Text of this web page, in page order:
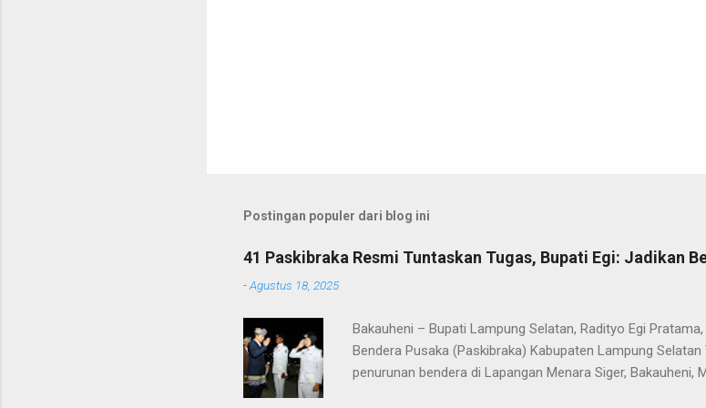
Postingan populer dari blog ini
41 Paskibraka Resmi Tuntaskan Tugas, Bupati Egi: Jadikan
-Agustus 18, 2025
Bakauheni – Bupati Lampung Selatan, Radityo Egi
Bendera Pusaka (Paskibraka) Kabupaten Lampung
penurunan bendera di Lapangan Menara Siger, Bakauheni,